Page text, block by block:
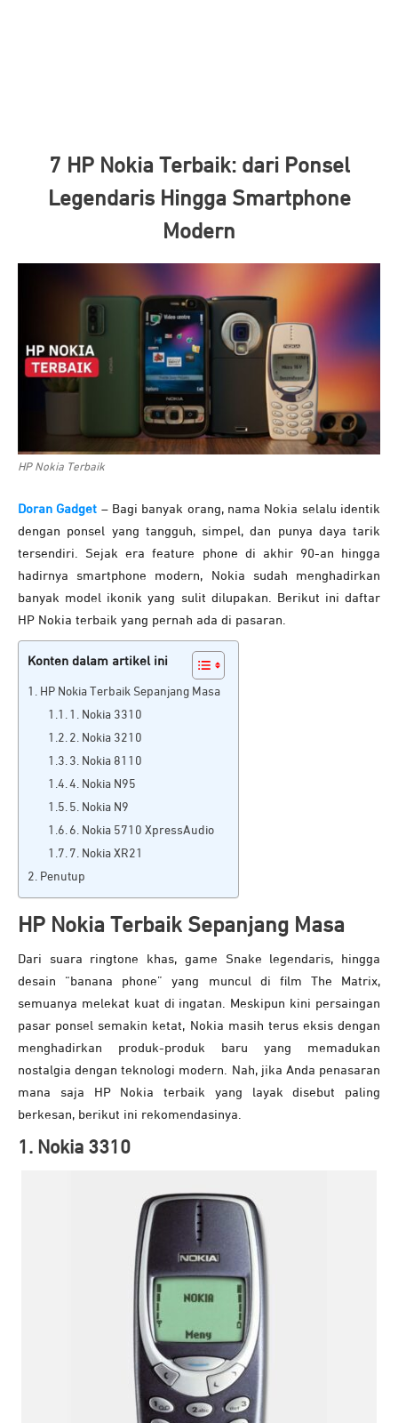
7 HP Nokia Terbaik: dari Ponsel
Legendaris Hingga Smartphone
Modern
HP Nokia Terbaik
Doran Gadget – Bagi banyak orang, nama Nokia selalu identik
dengan ponsel yang tangguh, simpel, dan punya daya tarik
tersendiri. Sejak era feature phone di akhir 90-an hingga
hadirnya smartphone modern, Nokia sudah menghadirkan
banyak model ikonik yang sulit dilupakan. Berikut ini daftar
HP Nokia terbaik yang pernah ada di pasaran.
Konten dalam artikel ini
HP Nokia Terbaik Sepanjang Masa
1. Nokia 3310
2. Nokia 3210
3. Nokia 8110
4. Nokia N95
5. Nokia N9
6. Nokia 5710 XpressAudio
7. Nokia XR21
Penutup
HP Nokia Terbaik Sepanjang Masa
Dari suara ringtone khas, game Snake legendaris, hingga
desain “banana phone” yang muncul di film The Matrix,
semuanya melekat kuat di ingatan. Meskipun kini persaingan
pasar ponsel semakin ketat, Nokia masih terus eksis dengan
menghadirkan produk-produk baru yang memadukan
nostalgia dengan teknologi modern. Nah, jika Anda penasaran
mana saja HP Nokia terbaik yang layak disebut paling
berkesan, berikut ini rekomendasinya.
1. Nokia 3310